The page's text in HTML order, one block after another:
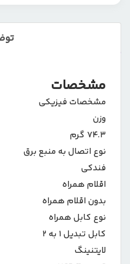
مشخصات
مشخصات فیزیکی
وزن
۷۴.۳ گرم
نوع اتصال به منبع برق
فندکی
اقلام همراه
بدون اقلام همراه
نوع کابل همراه
کابل تبدیل ۱ به ۲
لایتنینگ